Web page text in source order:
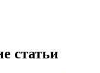
статьи